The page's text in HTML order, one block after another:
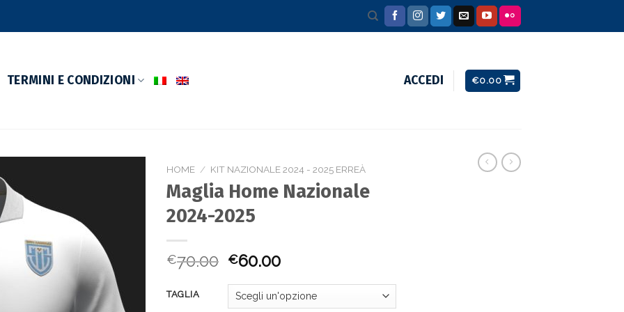
TERMINI E CONDIZIONI ACCEDI €0.00
desideri
HOME / KIT NAZIONALE 2024 - 2025 ERREÀ
Maglia Home Nazionale
2024-2025
€70.00 €60.00
TAGLIA